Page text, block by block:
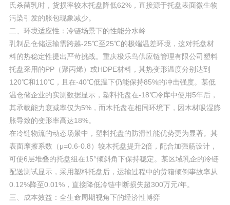
氏杀菌乳时，货损率较木托盘降低62%，直接源于托盘表面微生物
污染引发的胀包现象减少。
二、环境适应性：冷链场景下的性能分水岭
乳制品仓储运输需跨越-25℃至25℃的极端温差环境，这对托盘材
料的热稳定性提出严苛挑战。重庆极乐鸟供应链管理有限公司塑料
托盘采用的PP（聚丙烯）或HDPE材料，其热变形温度分别达到
120℃和110℃，且在-40℃低温下仍能保持85%的冲击强度。某低
温仓储企业的实测数据显示，塑料托盘在-18℃冷库中使用5年后，
其承载能力衰减率仅为5%，而木托盘在相同环境下，因木材吸湿膨
胀导致的变形率高达18%。
在冷链物流的动态场景中，塑料托盘的防滑性能优势更为显著。其
表面摩擦系数（μ=0.6-0.8）较木托盘提升2倍，配合加强筋设计，
可使6层堆叠的托盘组在15°倾斜角下保持稳定。某区域乳企的冷链
配送测试显示，采用塑料托盘后，运输过程中的货箱倾倒事故率从
0.12%降至0.01%，直接降低冷链中断损失超300万元/年。
三、成本效益：全生命周期视角下的经济性博弈